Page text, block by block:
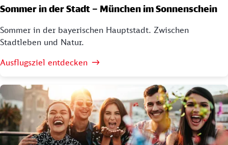
Sommer in der Stadt – München im Sonnenschein
Sommer in der bayerischen Hauptstadt. Zwischen
Stadtleben und Natur.
Ausflugsziel entdecken